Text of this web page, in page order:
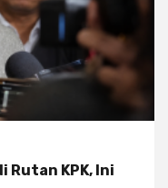
Rutan KPK, Ini